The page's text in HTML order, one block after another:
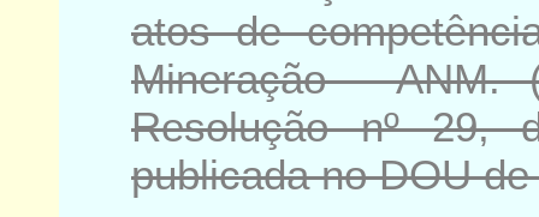
atos de
Mineração - ANM.
Resolução nº
publicada no DOU